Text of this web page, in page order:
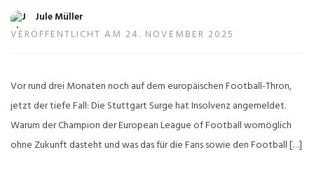
Jule Müller
VERÖFFENTLICHT AM 24. NOVEMBER 2025
Vor rund drei Monaten noch auf dem europäischen Football-Thron,
jetzt der tiefe Fall: Die Stuttgart Surge hat Insolvenz angemeldet.
Warum der Champion der European League of Football womöglich
ohne Zukunft dasteht und was das für die Fans sowie den Football […]